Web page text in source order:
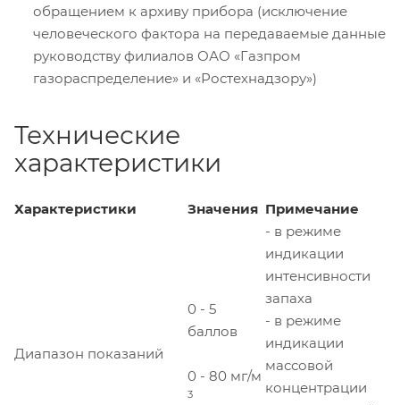
обращением к архиву прибора (исключение
человеческого фактора на передаваемые данные
руководству филиалов ОАО «Газпром
газораспределение» и «Ростехнадзору»)
Технические
характеристики
Характеристики Значения Примечание
Диапазон показаний
0 - 5
баллов
0 - 80 мг/м
3
- в режиме
индикации
интенсивности
запаха
- в режиме
индикации
массовой
концентрации